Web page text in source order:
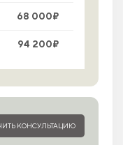
68 000₽
94 200₽
КОНСУЛЬТАЦИЮ